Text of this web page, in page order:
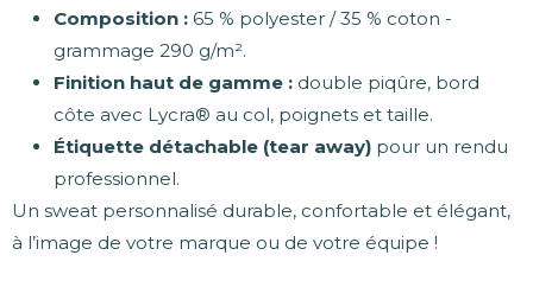
Composition : 65 % polyester / 35 % coton -
grammage 290 g/m².
Finition haut de gamme : double piqûre, bord
côte avec Lycra® au col, poignets et taille.
Étiquette détachable (tear away) pour un rendu
professionnel.
Un sweat personnalisé durable, confortable et élégant,
à l’image de votre marque ou de votre équipe !